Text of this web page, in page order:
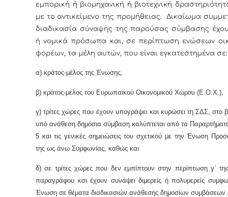
εμπορική ή βιομηχανική ή βιοτεχνική
με το αντικείμενο της προμήθειας. Δικαίωμα
διαδικασία σύναψης της παρούσας σύμβασης
ή νομικά πρόσωπα και, σε περίπτωση ενώσεων
φορέων, τα μέλη αυτών, που είναι εγκατεστημένα σε:
α) κράτος-μέλος της Ένωσης,
β) κράτος-μέλος του Ευρωπαϊκού Οικονομικού Χώρου (Ε.Ο.Χ.),
γ) τρίτες χώρες που έχουν υπογράψει και κυρώσει τη ΣΔΣ, στο
υπό ανάθεση δημόσια σύμβαση καλύπτεται από τα
5 και τις γενικές σημειώσεις του σχετικού με την Ένωση
της ως άνω Συμφωνίας, καθώς και
δ) σε τρίτες χώρες που δεν εμπίπτουν στην περίπτωση γ΄
παραγράφου και έχουν συνάψει διμερείς ή πολυμερείς
Ένωση σε θέματα διαδικασιών ανάθεσης δημοσίων συμβάσεων.